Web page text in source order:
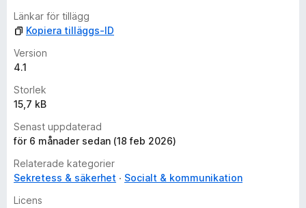
Länkar för tillägg
Kopiera tilläggs-ID
Version
4.1
Storlek
15,7 kB
Senast uppdaterad
för 6 månader sedan (18 feb 2026)
Relaterade kategorier
Sekretess & säkerhet
Socialt & kommunikation
Licens